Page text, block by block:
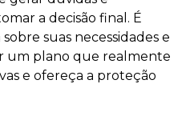
a decisão final. É
suas necessidades e
um plano que realmente
e ofereça a proteção